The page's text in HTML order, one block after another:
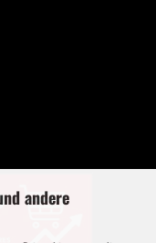
andere